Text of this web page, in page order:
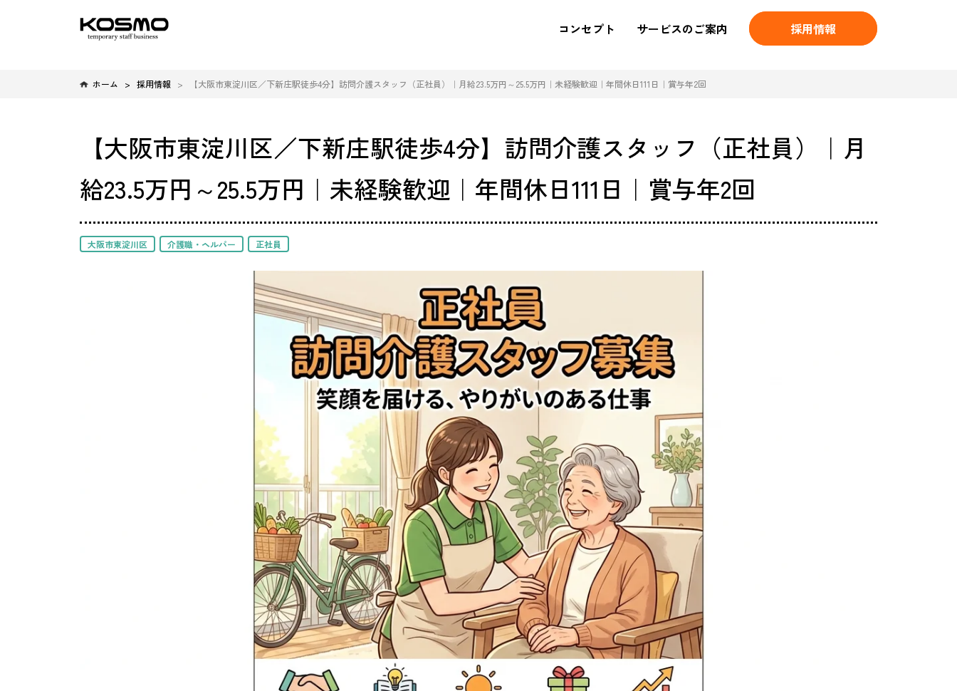
コンセプト サービスのご案内 採用情報
ホーム 採用情報 【大阪市東淀川区／下新庄駅徒歩4分】訪問介護スタッフ（正社員）｜月給23.5万円～25.5万円｜未経験歓迎｜年間休日111日｜賞与年2回
【大阪市東淀川区／下新庄駅徒歩4分】訪問介護スタッフ（正社員）｜月
給23.5万円～25.5万円｜未経験歓迎｜年間休日111日｜賞与年2回
大阪市東淀川区 介護職・ヘルパー 正社員